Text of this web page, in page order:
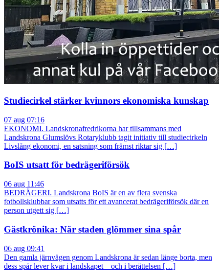
Studiecirkel stärker kvinnors ekonomiska kunskap
07 aug 07:16
EKONOMI. Landskronafredrikorna har tillsammans med
Landskrona Glumslövs Rotaryklubb tagit initiativ till studiecirkeln
Livslång ekonomi, en satsning som främst riktar sig […]
BoIS utsatt för bedrägeriförsök
06 aug 11:46
BEDRÄGERI. Landskrona BoIS är en av flera svenska
fotbollsklubbar som utsatts för ett avancerat bedrägeriförsök där en
person utgett sig […]
Gästkrönika: När staden glömmer sina spår
06 aug 09:41
Den gamla järnvägen genom Landskrona är sedan länge borta, men
dess spår lever kvar i landskapet – och i berättelsen […]